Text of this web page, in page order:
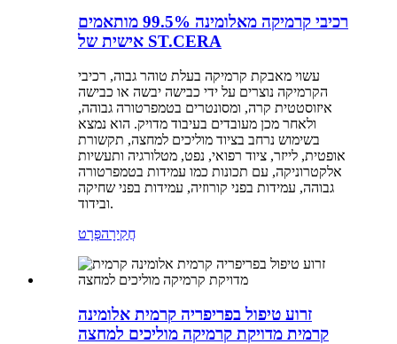
רכיבי קרמיקה מאלומינה 99.5% מותאמים
אישית של ST.CERA
עשוי מאבקת קרמיקה בעלת טוהר גבוה, רכיבי
הקרמיקה נוצרים על ידי כבישה יבשה או כבישה
איזוסטטית קרה, ומסונטרים בטמפרטורה גבוהה,
ולאחר מכן מעובדים בעיבוד מדויק. הוא נמצא
בשימוש נרחב בציוד מוליכים למחצה, תקשורת
אופטית, לייזר, ציוד רפואי, נפט, מטלורגיה ותעשיות
אלקטרוניקה, עם תכונות כמו עמידות בטמפרטורה
גבוהה, עמידות בפני קורוזיה, עמידות בפני שחיקה
ובידוד.
חֲקִירָהפְּרָט
זרוע טיפול בפריפריה קרמית אלומינה
קרמית מדויקת קרמיקה מוליכים למחצה